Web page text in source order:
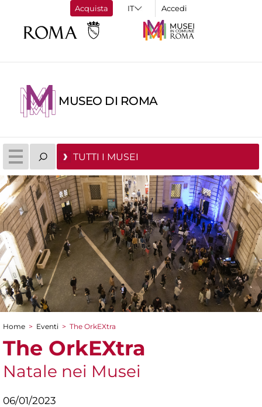
Acquista Accedi
MUSEO DI ROMA
TUTTI I MUSEI
Tu sei qui
Home > Eventi > The OrkEXtra
The OrkEXtra
Natale nei Musei
06/01/2023